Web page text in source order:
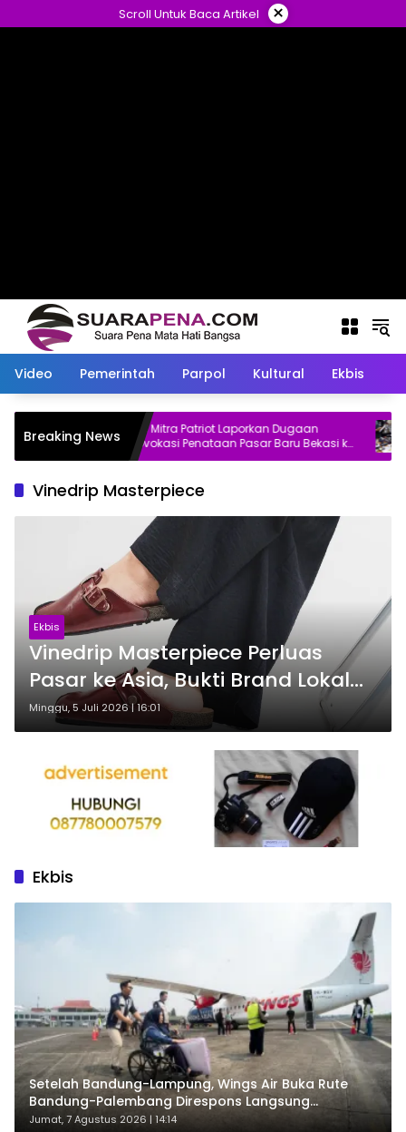
ke
Scroll Untuk Baca Artikel ×
Video Pemerintah Parpol Kultural Ekbis
Breaking NewsBos Mitra Patriot Laporkan Dugaan
Provokasi Penataan Pasar Baru Bekasi ke
Polisi
Vinedrip Masterpiece
Ekbis
Vinedrip Masterpiece Perluas
Pasar ke Asia, Bukti Brand Lokal
Bisa Bersaing
Minggu, 5 Juli 2026 | 16:01
Ekbis
Setelah Bandung-Lampung, Wings Air Buka Rute
Bandung-Palembang Direspons Langsung
Penumpang
Jumat, 7 Agustus 2026 | 14:14